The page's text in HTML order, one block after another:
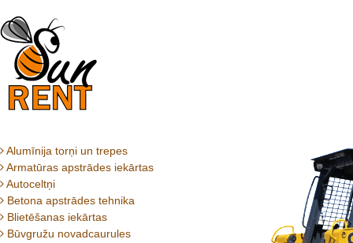
Alumīnija torņi un trepes
Armatūras apstrādes iekārtas
Autoceltņi
Betona apstrādes tehnika
Blietēšanas iekārtas
Būvgružu novadcaurules